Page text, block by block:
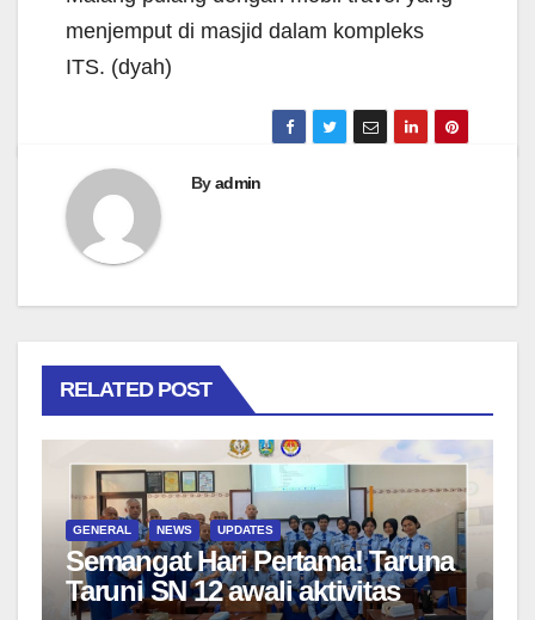
menjemput di masjid dalam kompleks
ITS. (dyah)
Byadmin
RELATED POST
GENERAL NEWS UPDATES
Semangat Hari Pertama! Taruna
Taruni SN 12 awali aktivitas